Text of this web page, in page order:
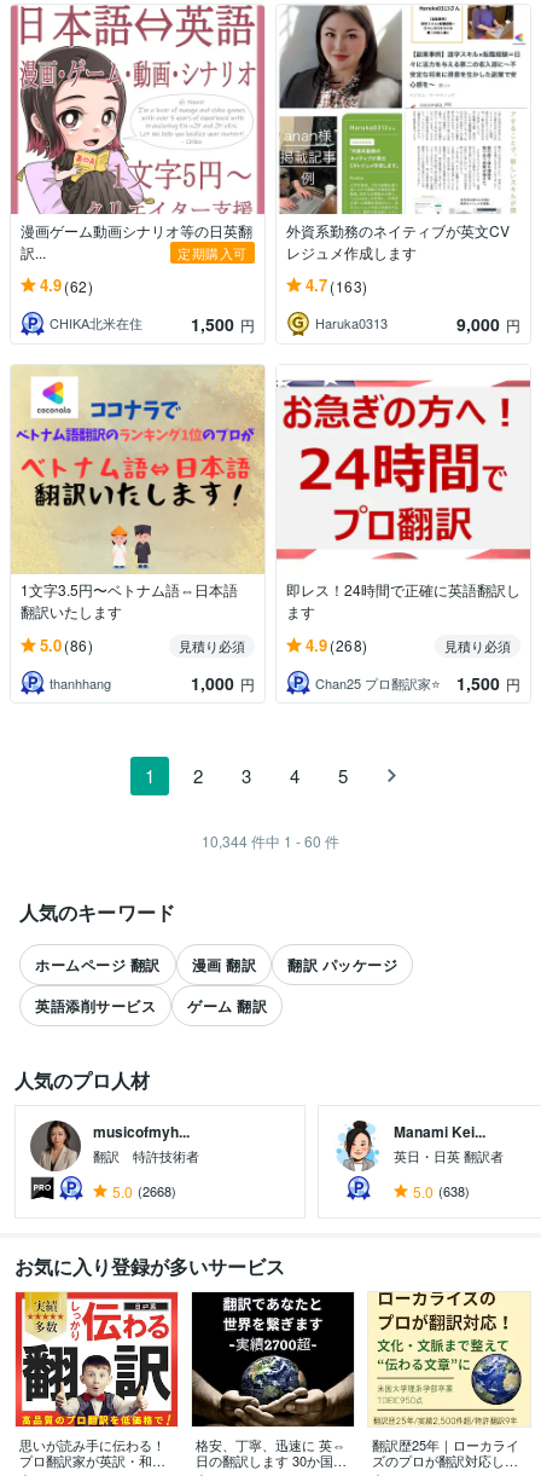
漫画ゲーム動画シナリオ等の日英翻
訳...
定期購入可
4.9(62)
CHIKA北米在住 1,500 円
外資系勤務のネイティブが英文CV
レジュメ作成します
4.7(163)
Haruka0313 9,000 円
1文字3.5円〜ベトナム語⇔日本語
翻訳いたします
5.0(86)
見積り必須
thanhhang
1,000 円
即レス！24時間で正確に英語翻訳し
ます
4.9(268)
見積り必須
Chan25 プロ翻訳家⭐️
1,500 円
1 2 3 4 5
10,344件中 1 - 60 件
人気のキーワード
ホームページ 翻訳 漫画 翻訳
翻訳 パッケージ
英語添削サービス
ゲーム 翻訳
人気のプロ人材
musicofmyh...
翻訳 特許技術者
5.0 (2668)
Manami Kei...
英日・日英 翻訳者
5.0 (638)
お気に入り登録が多いサービス
思いが読み手に伝わる！
プロ翻訳家が英訳・和訳
格安、丁寧、迅速に 英⇔
日の翻訳します 30か国世
翻訳歴25年｜ローカライ
ズのプロが翻訳対応しま